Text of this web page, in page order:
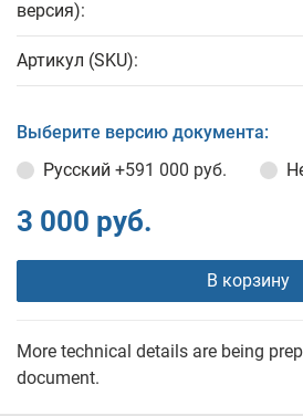
версия):
Артикул (SKU):
Выберите версию документа:
Русский +591 000 руб.
3 000 руб.
В корзину
More technical details are being
document.